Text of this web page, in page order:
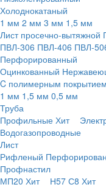
Холоднокатаный
1 мм 2 мм 3 мм 1,5 мм
Лист просечно-вытяжной
ПВЛ-306 ПВЛ-406 ПВЛ-
Перфорированный
Оцинкованный
C полимерным покрытием
1 мм 1,5 мм 0,5 мм
Труба
Профильные Хит
Водогазопроводные
Лист
Рифленый
Профнастил
МП20 Хит Н57 С8 Хит